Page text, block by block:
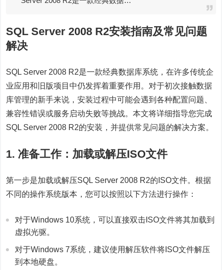
SQL Server 2008 R2安装指南及常见问题
解决
SQL Server 2008 R2是一款经典数据库系统，在许多传统企
业应用和旧版项目中仍发挥着重要作用。对于初次接触数据
库管理的新手来说，安装过程中可能会遇到各种配置问题、
兼容性错误或服务启动失败等挑战。本文将详细指导您完成
SQL Server 2008 R2的安装，并提供常见问题的解决方案。
1. 准备工作：加载或解压ISO文件
第一步是加载或解压SQL Server 2008 R2的ISO文件。根据
不同的操作系统版本，您可以按照以下方法进行操作：
对于Windows 10系统，可以直接双击ISO文件将其加载到
虚拟光驱。
对于Windows 7系统，建议使用解压软件将ISO文件解压
到本地硬盘。